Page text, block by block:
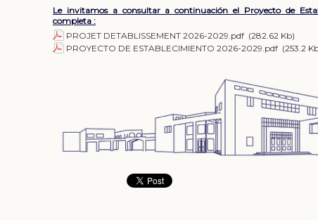
Le invitamos a consultar a continuación el Proyecto de
completa :
PROJET DETABLISSEMENT 2026-2029.pdf (282.62 Kb)
PROYECTO DE ESTABLECIMIENTO 2026-2029.pdf (253.2